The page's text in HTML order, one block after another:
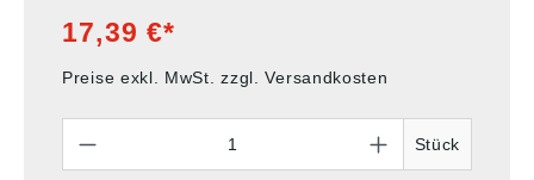
17,39 €*
Preise exkl. MwSt. zzgl. Versandkosten
Stück